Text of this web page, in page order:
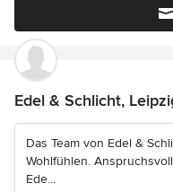
Edel & Schlicht,
Das Team von Edel &
Wohlfühlen.
Ede...